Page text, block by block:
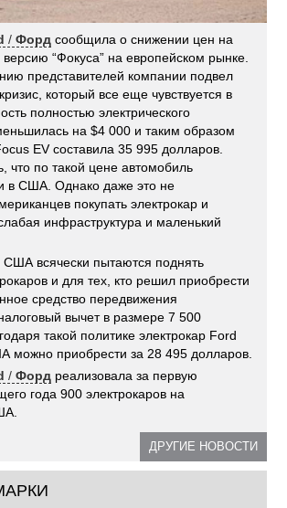
/Форд сообщила о снижении цен на
версию “Фокуса” на европейском рынке.
представителей компании подвел
который все еще чувствуется в
полностью электрического
на $4 000 и таким образом
EV составила 35 995 долларов.
что по такой цене автомобиль
в США. Однако даже это не
покупать электрокар и
инфраструктура и маленький
США всячески пытаются поднять
и для тех, кто решил приобрести
средство передвижения
вычет в размере 7 500
такой политике электрокар Ford
можно приобрести за 28 495 долларов.
/Форд реализовала за первую
года 900 электрокаров на
ДРУГИЕ НОВОСТИ